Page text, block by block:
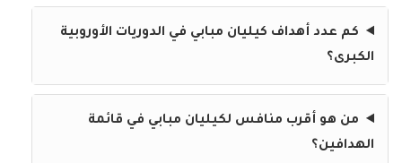
كم عدد أهداف كيليان مبابي في الدوريات الأوروبية
الكبرى؟
من هو أقرب منافس لكيليان مبابي في قائمة
الهدافين؟